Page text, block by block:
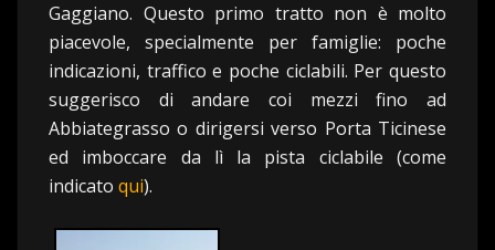
Gaggiano. Questo primo tratto non è molto
piacevole, specialmente per famiglie: poche
indicazioni, traffico e poche ciclabili. Per questo
suggerisco di andare coi mezzi fino ad
Abbiategrasso o dirigersi verso Porta Ticinese
ed imboccare da lì la pista ciclabile (come
indicato qui).